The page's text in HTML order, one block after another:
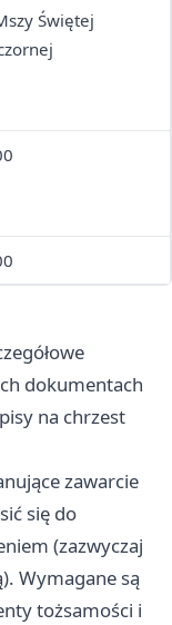
Świętej
dokumentach
na chrzest
zawarcie
się do
(zazwyczaj
Wymagane są
tożsamości i